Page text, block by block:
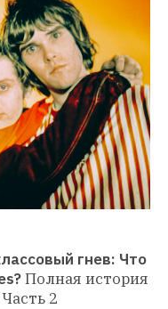
гнев: Что
Полная история
2